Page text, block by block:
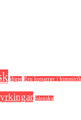
digte Eru koparrør í
yrkingar íslenska